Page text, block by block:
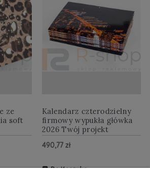
ze
soft
Kalendarz czterodzielny
firmowy wypukła główka
2026 Twój projekt
490,77 zł
Do Koszyka